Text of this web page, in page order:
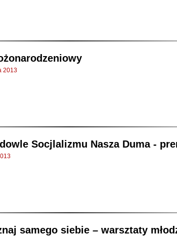
2013
Socjlalizmu Nasza Duma -
samego siebie – warsztaty